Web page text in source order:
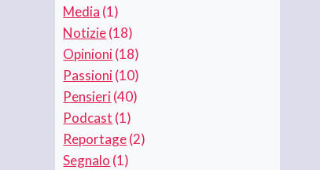
Media (1)
Notizie(18)
Opinioni(18)
Passioni(10)
Pensieri(40)
Podcast (1)
Reportage(2)
Segnalo (1)